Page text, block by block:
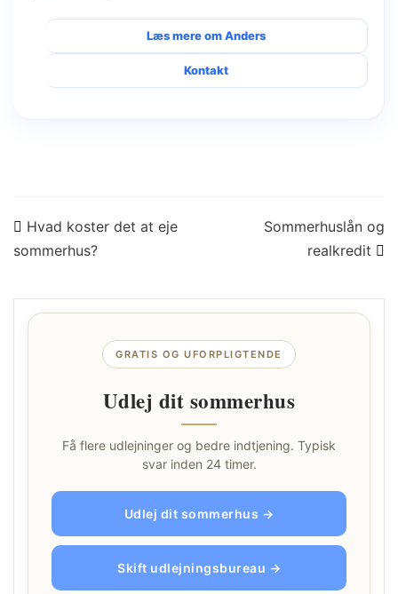
Læs mere om Anders
Kontakt
Indlægsnavigation
Hvad koster det at eje
sommerhus?
Sommerhuslån og
realkredit
GRATIS OG UFORPLIGTENDE
Udlej dit sommerhus
Få flere udlejninger og bedre indtjening. Typisk
svar inden 24 timer.
Udlej dit sommerhus →
Skift udlejningsbureau →